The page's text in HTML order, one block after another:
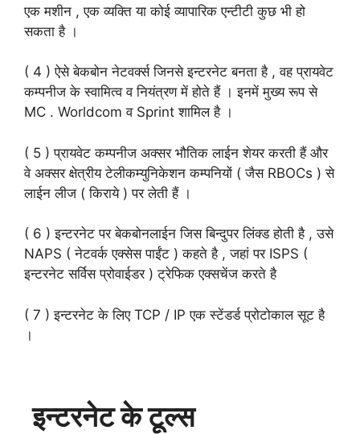
एक मशीन , एक व्यक्ति या कोई व्यापारिक एन्टीटी कुछ भी हो
सकता है ।
( 4 ) ऐसे बेकबोन नेटवर्क्स जिनसे इन्टरनेट बनता है , वह प्रायवेट
कम्पनीज के स्वामित्व व नियंत्रण में होते हैं । इनमें मुख्य रूप से
MC . Worldcom व Sprint शामिल है ।
( 5 ) प्रायवेट कम्पनीज अक्सर भौतिक लाईन शेयर करती हैं और
वे अक्सर क्षेत्रीय टेलीकम्युनिकेशन कम्पनियों ( जैस RBOCs ) से
लाईन लीज ( किराये ) पर लेती हैं ।
( 6 ) इन्टरनेट पर बेकबोनलाईन जिस बिन्दुपर लिंक्ड होती है , उसे
NAPS ( नेटवर्क एक्सेस पाईंट ) कहते है , जहां पर ISPS (
इन्टरनेट सर्विस प्रोवाईडर ) ट्रेफिक एक्सचेंज करते है
( 7 ) इन्टरनेट के लिए TCP / IP एक स्टेंडर्ड प्रोटोकाल सूट है
।
इन्टरनेट के टूल्स